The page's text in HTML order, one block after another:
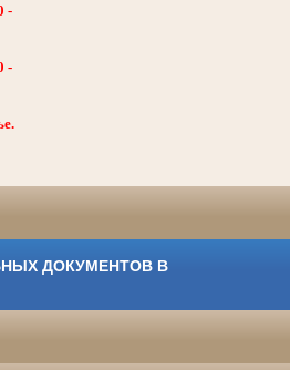
-
-
ДОКУМЕНТОВ В